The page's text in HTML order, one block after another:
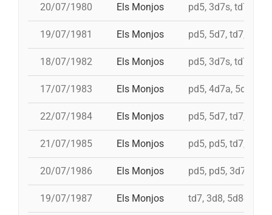
20/07/1980 Els Monjos pd5, 3d7s, td7,
19/07/1981 Els Monjos pd5, 5d7, td7, 4d8c
18/07/1982 Els Monjos pd5, 3d7s, td7c,
17/07/1983 Els Monjos pd5, 4d7a, 5d7, i
22/07/1984 Els Monjos pd5, 5d7, td7, 4d8
21/07/1985 Els Monjos pd5, pd5, td7, 4d8,
20/07/1986 Els Monjos pd5, pd5, 3d7s,
19/07/1987 Els Monjos td7, 3d8, 5d8c